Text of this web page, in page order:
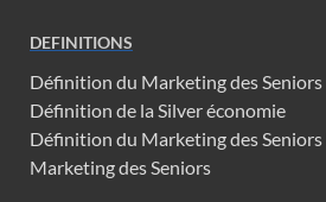
DEFINITIONS
Définition du Marketing des Seniors
Définition de la Silver économie
Définition du Marketing des Seniors
Marketing des Seniors